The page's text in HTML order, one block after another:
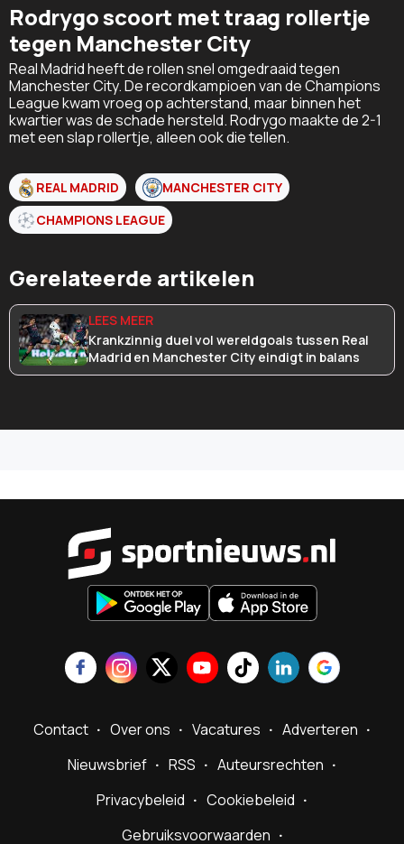
Rodrygo scoort met traag rollertje
tegen Manchester City
Real Madrid heeft de rollen snel omgedraaid tegen
Manchester City. De recordkampioen van de Champions
League kwam vroeg op achterstand, maar binnen het
kwartier was de schade hersteld. Rodrygo maakte de 2-1
met een slap rollertje, alleen ook die tellen.
REAL MADRID
MANCHESTER CITY
CHAMPIONS LEAGUE
Gerelateerde artikelen
Krankzinnig duel vol wereldgoals tussen Real
Madrid en Manchester City eindigt in balans
Contact Over ons Vacatures
Adverteren
Nieuwsbrief
RSS
Auteursrechten
Privacybeleid
Cookiebeleid
Gebruiksvoorwaarden